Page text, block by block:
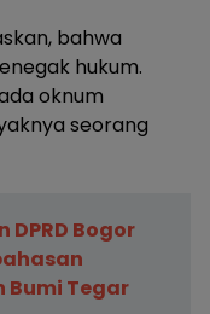
bahwa
hukum.
oknum
seorang
Bogor
Bumi Tegar